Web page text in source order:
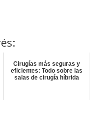
Cirugías más seguras y
eficientes: Todo sobre las
salas de cirugía híbrida